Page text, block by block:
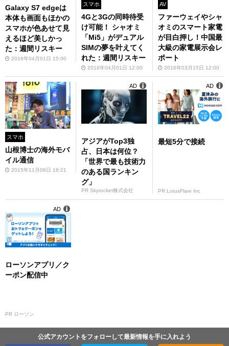
Galaxy S7 edgeは
本体も画面もほかの
スマホが色あせて見
えるほど美しかっ
た：週間リスキー
2016年04月01日 15:00
スマホ
4Gと3Gの同時待受
け可能！ シャオミ
「Mi5」がデュアル
SIMの夢を叶えてく
れた：週間リスキー
2016年04月01日 12:00
AV
ファーウェイやシャ
オミのスマート家電
が目白押し！中国最
大級の家電展示会レ
ポート
2016年03月15日 12:00
スマホ
山根博士の海外モバ
イル通信
2015年11月06日 16:21
アジアがTop3独
占、日本は何位？
「世界で最も技術力
のある国ランキン
グ」
PR Skyrocket株式会社
AD
最短5分で接続
PR LotusFlare Inc
AD
ローソンアプリ／ク
ーポン配信中
PR ローソン
AD
公式アカウントをフォローして最新情報を手に入れよう